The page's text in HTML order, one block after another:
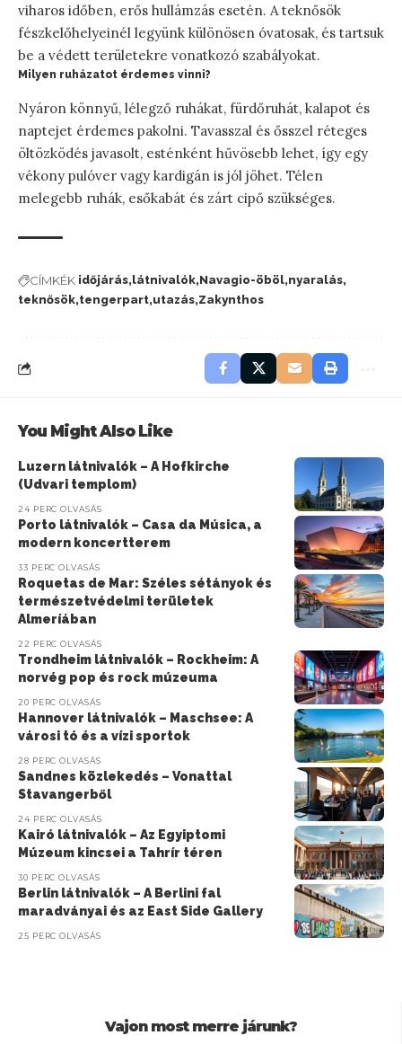
viharos időben, erős hullámzás esetén. A teknősök
fészkelőhelyeinél legyünk különösen óvatosak, és tartsuk
be a védett területekre vonatkozó szabályokat.
Milyen ruházatot érdemes vinni?
Nyáron könnyű, lélegző ruhákat, fürdőruhát, kalapot és
naptejet érdemes pakolni. Tavasszal és ősszel réteges
öltözködés javasolt, esténként hűvösebb lehet, így egy
vékony pulóver vagy kardigán is jól jöhet. Télen
melegebb ruhák, esőkabát és zárt cipő szükséges.
CÍMKÉK időjárás látnivalók Navagio-öböl nyaralás
teknősök tengerpart utazás Zakynthos
You Might Also Like
Luzern látnivalók – A Hofkirche
(Udvari templom)
24 PERC OLVASÁS
Porto látnivalók – Casa da Música, a
modern koncertterem
33 PERC OLVASÁS
Roquetas de Mar: Széles sétányok és
természetvédelmi területek
Almeríában
22 PERC OLVASÁS
Trondheim látnivalók – Rockheim: A
norvég pop és rock múzeuma
20 PERC OLVASÁS
Hannover látnivalók – Maschsee: A
városi tó és a vízi sportok
28 PERC OLVASÁS
Sandnes közlekedés – Vonattal
Stavangerből
24 PERC OLVASÁS
Kairó látnivalók – Az Egyiptomi
Múzeum kincsei a Tahrír téren
30 PERC OLVASÁS
Berlin látnivalók – A Berlini fal
maradványai és az East Side Gallery
25 PERC OLVASÁS
Vajon most merre járunk?